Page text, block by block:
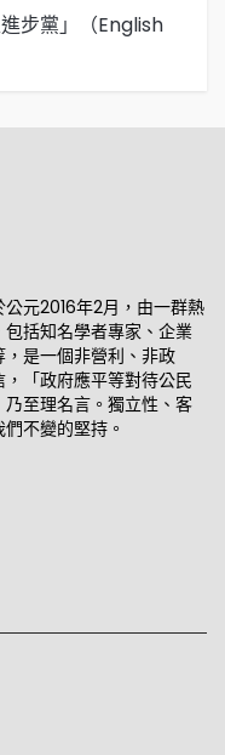
步黨」（English
公元2016年2月，由一群熱
括知名學者專家、企業
是一個非營利、非政
「政府應平等對待公民
至理名言。獨立性、客
不變的堅持。